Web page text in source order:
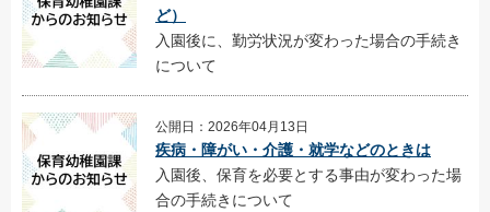
ど）
入園後に、勤労状況が変わった場合の手続き
について
公開日：2026年04月13日
疾病・障がい・介護・就学などのときは
入園後、保育を必要とする事由が変わった場
合の手続きについて